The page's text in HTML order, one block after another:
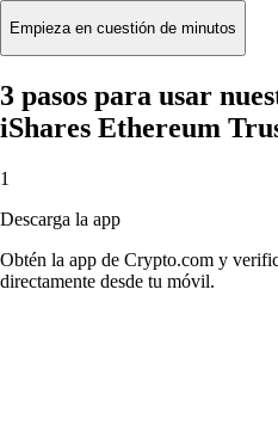
Empieza en cuestión de minutos
3 pasos para usar
iShares Ethereum
1
Descarga la app
Obtén la app de Crypto.com y
directamente desde tu móvil.